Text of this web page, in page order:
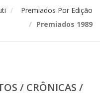
Premiados Por Edição
Premiados 1989
/ CRÔNICAS /